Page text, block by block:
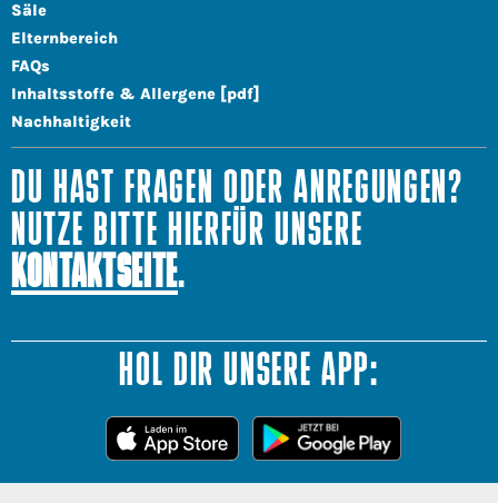
Säle
Elternbereich
FAQs
Inhaltsstoffe & Allergene [pdf]
Nachhaltigkeit
DU HAST FRAGEN ODER ANREGUNGEN?
NUTZE BITTE HIERFÜR UNSERE
KONTAKTSEITE.
HOL DIR UNSERE APP: